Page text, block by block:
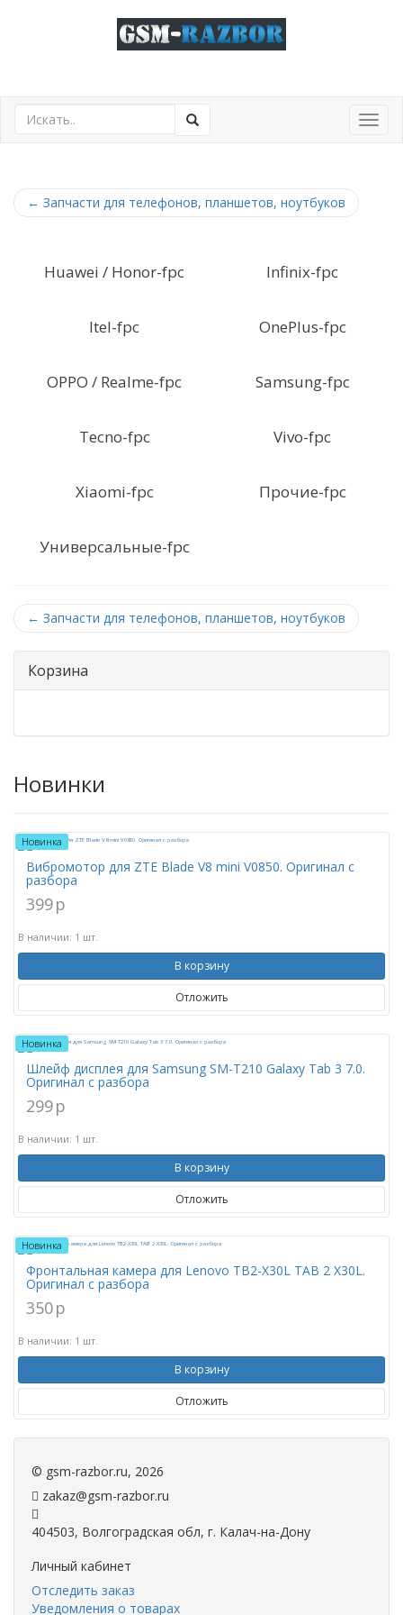
← Запчасти для телефонов, планшетов, ноутбуков
Huawei / Honor-fpc Infinix-fpc
Itel-fpc OnePlus-fpc
OPPO / Realme-fpc Samsung-fpc
Tecno-fpc Vivo-fpc
Xiaomi-fpc Прочие-fpc
Универсальные-fpc
← Запчасти для телефонов, планшетов, ноутбуков
Корзина
Новинки
Новинка
Вибромотор для ZTE Blade V8 mini V0850. Оригинал с
разбора
399p
В наличии: 1 шт.
В корзину
Отложить
Новинка
Шлейф дисплея для Samsung SM-T210 Galaxy Tab 3 7.0.
Оригинал с разбора
299p
В наличии: 1 шт.
В корзину
Отложить
Новинка
Фронтальная камера для Lenovo TB2-X30L TAB 2 X30L.
Оригинал с разбора
350p
В наличии: 1 шт.
В корзину
Отложить
© gsm-razbor.ru, 2026
zakaz@gsm-razbor.ru
404503, Волгоградская обл, г. Калач-на-Дону
Личный кабинет
Отследить заказ
Уведомления о товарах